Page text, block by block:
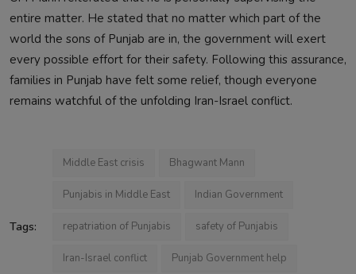
entire matter. He stated that no matter which part of the
world the sons of Punjab are in, the government will exert
every possible effort for their safety. Following this assurance,
families in Punjab have felt some relief, though everyone
remains watchful of the unfolding Iran-Israel conflict.
Tags:
Middle East crisis Bhagwant Mann
Punjabis in Middle East Indian Government
repatriation of Punjabis safety of Punjabis
Iran-Israel conflict Punjab Government help